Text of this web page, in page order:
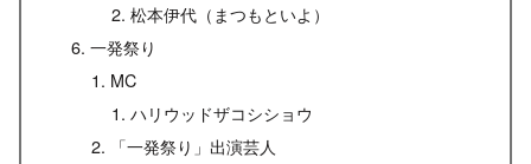
松本伊代（まつもといよ）
一発祭り
MC
ハリウッドザコシショウ
「一発祭り」出演芸人